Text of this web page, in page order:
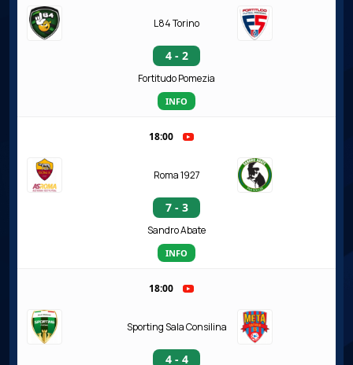
L84 Torino
4 - 2
Fortitudo Pomezia
INFO
18:00
Roma 1927
7 - 3
Sandro Abate
INFO
18:00
Sporting Sala Consilina
4 - 4